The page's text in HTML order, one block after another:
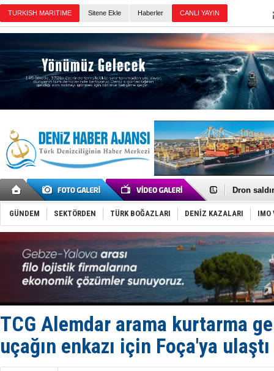
TURKISH MARITIME Sitene Ekle Haberler CANLI YAYIN
Gemi
Dron
'REGAL 1'
Gemide 5
Yakıt
Rus
Tatil
Rusya,
Enejota
Denizcilik
Taksi
GÜNDEM SEKTÖRDEN TÜRK BOĞAZLARI DENİZ KAZALARI IMO
TCG Alemdar arama kurtarma
uçağın enkazı için Foça'ya ulaştı